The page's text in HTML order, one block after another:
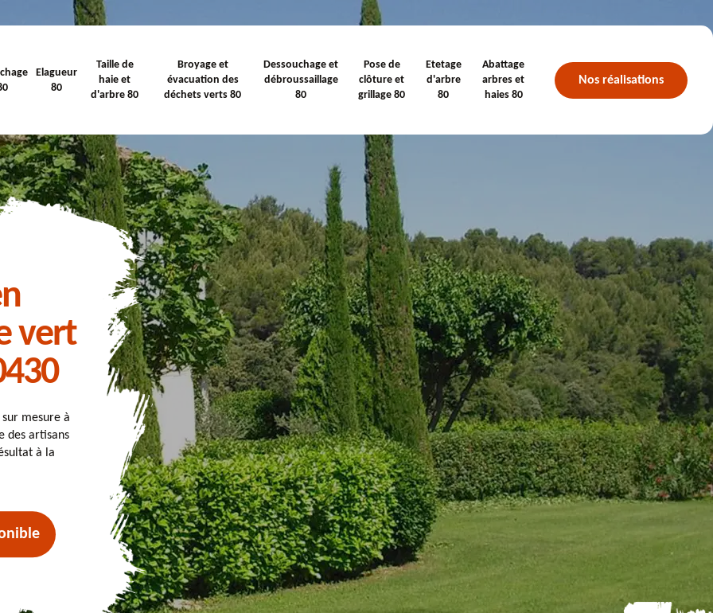
Elagueur
80
Taille de
haie et
d'arbre 80
Broyage et
évacuation des
déchets verts 80
Dessouchage et
débroussaillage
80
Pose de
clôture et
grillage 80
Etetage
d'arbre
80
Abattage
arbres et
haies 80
Nos réalisations
vert
mesure à
des artisans
à la